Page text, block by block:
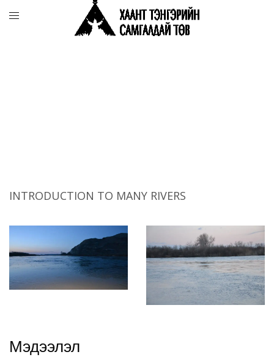
INTRODUCTION TO MANY RIVERS
Мэдээлэл